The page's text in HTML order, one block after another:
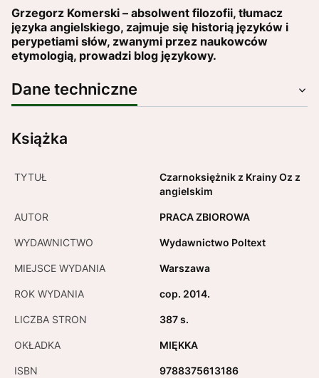
Grzegorz Komerski – absolwent filozofii, tłumacz
języka angielskiego, zajmuje się historią języków i
perypetiami słów, zwanymi przez naukowców
etymologią, prowadzi blog językowy.
Dane techniczne
Książka
TYTUŁ
Czarnoksiężnik z Krainy Oz z
angielskim
AUTOR PRACA ZBIOROWA
WYDAWNICTWO Wydawnictwo Poltext
MIEJSCE WYDANIA Warszawa
ROK WYDANIA cop. 2014.
LICZBA STRON 387 s.
OKŁADKA MIĘKKA
ISBN 9788375613186